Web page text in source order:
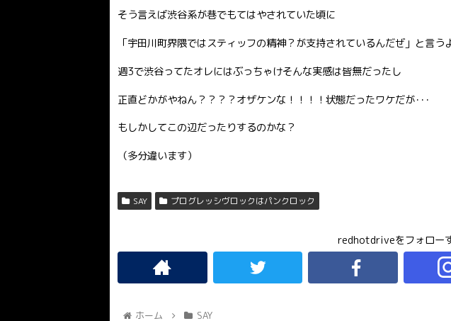
そう言えば渋谷系が巷でもてはやされていた頃に
「宇田川町界隈ではスティッフの精神？が支持されているんだぜ」と言う
週3で渋谷ってたオレにはぶっちゃけそんな実感は皆無だったし
正直どかがやねん？？？？オザケンな！！！！状態だったワケだが･･･
もしかしてこの辺だったりするのかな？
（多分違います）
SAY プログレッシヴロックはパンクロック
redhotdriveをフォロー
ホーム SAY